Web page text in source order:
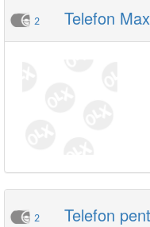
2 Telefon
2 Telefon